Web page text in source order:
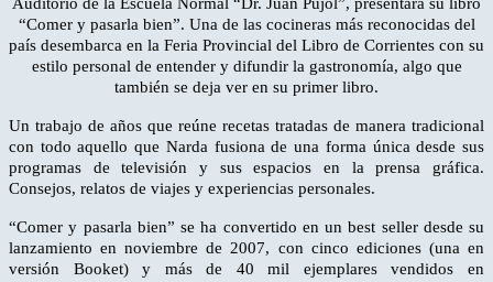
“Comer y pasarla bien”. Una de las cocineras más reconocidas del
país desembarca en la Feria Provincial del Libro de Corrientes con su
estilo personal de entender y difundir la gastronomía, algo que
también se deja ver en su primer libro.
Un trabajo de años que reúne recetas tratadas de manera tradicional
con todo aquello que Narda fusiona de una forma única desde sus
programas de televisión y sus espacios en la prensa gráfica.
Consejos, relatos de viajes y experiencias personales.
“Comer y pasarla bien” se ha convertido en un best seller desde su
lanzamiento en noviembre de 2007, con cinco ediciones (una en
versión Booket) y más de 40 mil ejemplares vendidos en